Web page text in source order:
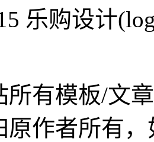
乐购设计
所有模板/文
原作者所有